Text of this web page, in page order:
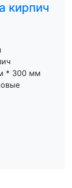
кирпич
* 300 мм